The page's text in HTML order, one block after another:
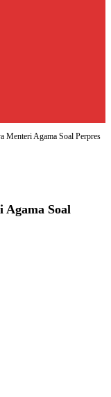
Menteri Agama Soal Perpres
Agama Soal